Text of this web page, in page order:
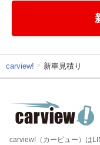
carview! 新車見積り
carview!（カービュー）は